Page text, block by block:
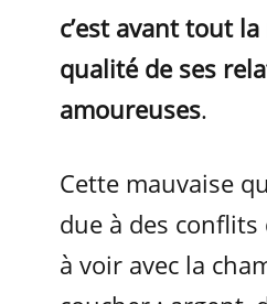
c’est avant tout
qualité de ses
amoureuses.
Cette mauvaise
due à des conflits
à voir avec la